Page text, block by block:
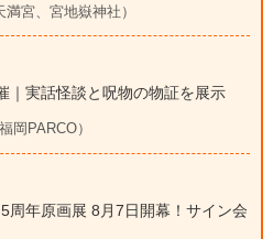
宮、宮地嶽神社）
｜実話怪談と呪物の物証を展示
岡PARCO）
周年原画展 8月7日開幕！サイン会